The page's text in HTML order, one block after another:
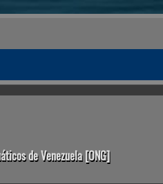
de Venezuela [ONG]